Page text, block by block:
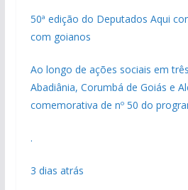
50ª edição do Deputados Aqui
com goianos
Ao longo de ações sociais em
Abadiânia, Corumbá de Goiás e
comemorativa de nº 50 do
.
3 dias atrás